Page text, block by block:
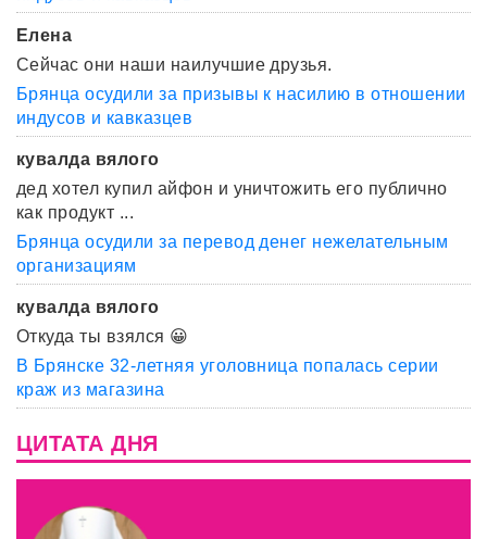
Елена
Сейчас они наши наилучшие друзья.
Брянца осудили за призывы к насилию в отношении
индусов и кавказцев
кувалда вялого
дед хотел купил айфон и уничтожить его публично
как продукт ...
Брянца осудили за перевод денег нежелательным
организациям
кувалда вялого
Откуда ты взялся 😀
В Брянске 32-летняя уголовница попалась серии
краж из магазина
ЦИТАТА ДНЯ